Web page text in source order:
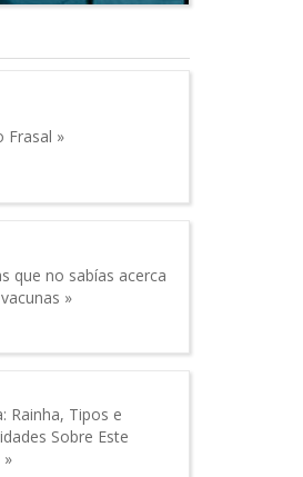
Frasal
que no sabías acerca
Rainha, Tipos e
Sobre Este